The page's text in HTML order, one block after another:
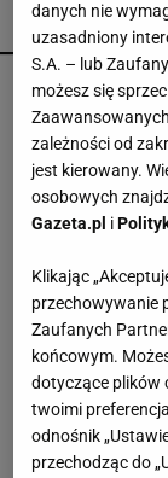
Te
danych nie
uzasadniony
S.A. – lub
możesz się
zależności od
jest kierowany.
osobowych
Gazeta.pl i
Klikając
przechowywanie
Zaufanych
końcowym.
dotyczące plików
twoimi
odnośnik
przechodząc do